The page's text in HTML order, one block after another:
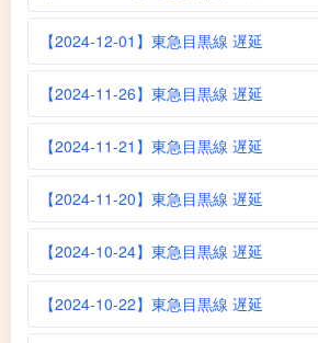
【2024-12-01】東急目黒線 遅延
【2024-11-26】東急目黒線 遅延
【2024-11-21】東急目黒線 遅延
【2024-11-20】東急目黒線 遅延
【2024-10-24】東急目黒線 遅延
【2024-10-22】東急目黒線 遅延